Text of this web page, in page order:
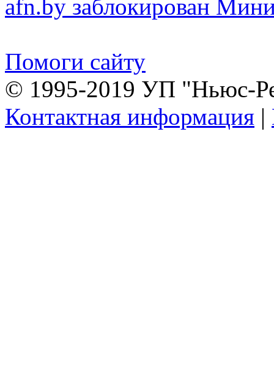
afn.by заблокирован
Помоги сайту
© 1995-2019 УП "Ньюс-
Контактная информация |